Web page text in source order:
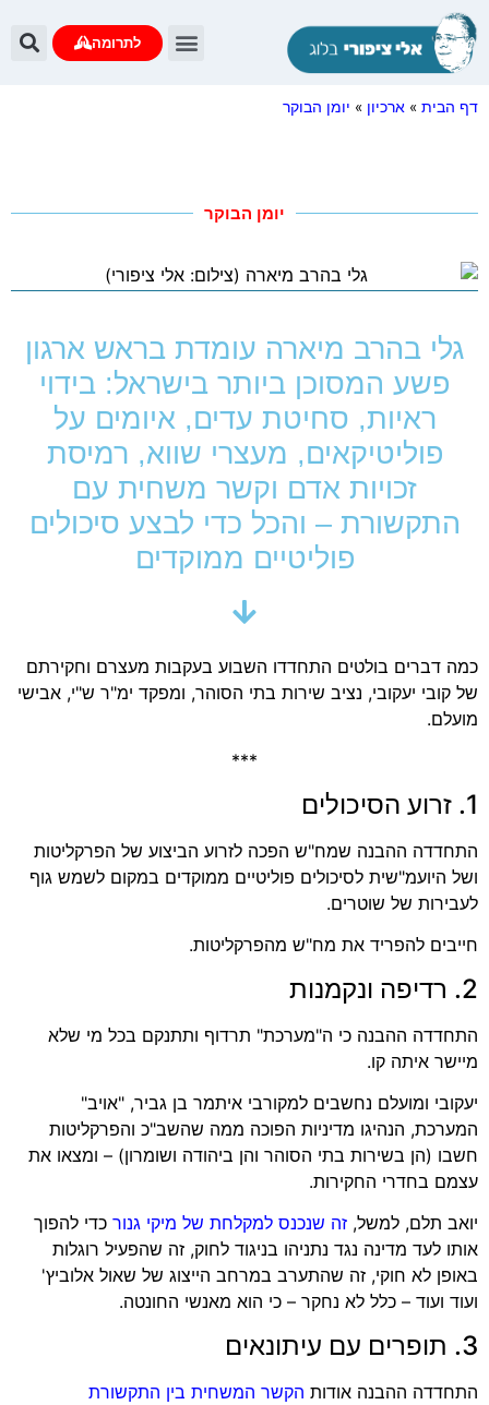
לתרומה
דף הבית » ארכיון » יומן הבוקר
יומן הבוקר
גלי בהרב מיארה עומדת בראש ארגון
פשע המסוכן ביותר בישראל: בידוי
ראיות, סחיטת עדים, איומים על
פוליטיקאים, מעצרי שווא, רמיסת
זכויות אדם וקשר משחית עם
התקשורת – והכל כדי לבצע סיכולים
פוליטיים ממוקדים
כמה דברים בולטים התחדדו השבוע בעקבות מעצרם וחקירתם
של קובי יעקובי, נציב שירות בתי הסוהר, ומפקד ימ"ר ש"י, אבישי
מועלם.
***
1. זרוע הסיכולים
התחדדה ההבנה שמח"ש הפכה לזרוע הביצוע של הפרקליטות
ושל היועמ"שית לסיכולים פוליטיים ממוקדים במקום לשמש גוף
לעבירות של שוטרים.
חייבים להפריד את מח"ש מהפרקליטות.
2. רדיפה ונקמנות
התחדדה ההבנה כי ה"מערכת" תרדוף ותתנקם בכל מי שלא
מיישר איתה קו.
יעקובי ומועלם נחשבים למקורבי איתמר בן גביר, "אויב"
המערכת, הנהיגו מדיניות הפוכה ממה שהשב"כ והפרקליטות
חשבו (הן בשירות בתי הסוהר והן ביהודה ושומרון) – ומצאו את
עצמם בחדרי החקירות.
יואב תלם, למשל, זה שנכנס למקלחת של מיקי גנור כדי להפוך
אותו לעד מדינה נגד נתניהו בניגוד לחוק, זה שהפעיל רוגלות
באופן לא חוקי, זה שהתערב במרחב הייצוג של שאול אלוביץ'
ועוד ועוד – כלל לא נחקר – כי הוא מאנשי החונטה.
3. תופרים עם עיתונאים
התחדדה ההבנה אודות הקשר המשחית בין התקשורת